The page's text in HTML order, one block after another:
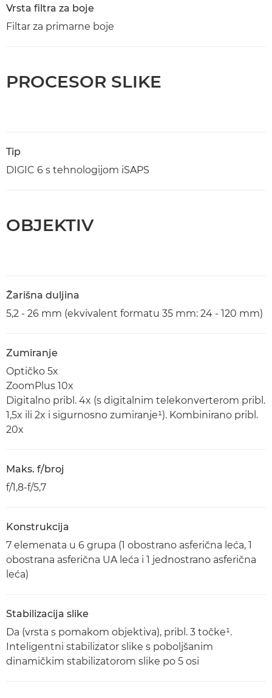
Vrsta filtra za boje
Filtar za primarne boje
PROCESOR SLIKE
Tip
DIGIC 6 s tehnologijom iSAPS
OBJEKTIV
Žarišna duljina
5,2 - 26 mm (ekvivalent formatu 35 mm: 24 - 120 mm)
Zumiranje
Optičko 5x
ZoomPlus 10x
Digitalno pribl. 4x (s digitalnim telekonverterom pribl.
1,5x ili 2x i sigurnosno zumiranje¹). Kombinirano pribl.
20x
Maks. f/broj
f/1,8-f/5,7
Konstrukcija
7 elemenata u 6 grupa (1 obostrano asferična leća, 1
obostrana asferična UA leća i 1 jednostrano asferična
leća)
Stabilizacija slike
Da (vrsta s pomakom objektiva), pribl. 3 točke¹.
Inteligentni stabilizator slike s poboljšanim
dinamičkim stabilizatorom slike po 5 osi